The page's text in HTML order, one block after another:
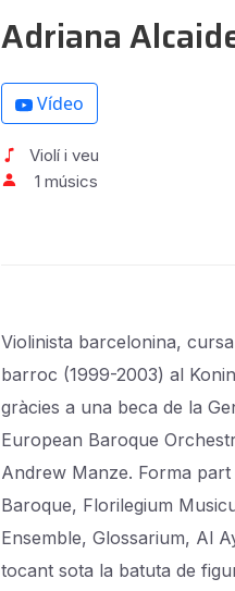
Adriana
Vídeo
Violí i veu
1 músics
Violinista barcelonina,
barroc (1999-2003) al
gràcies a una beca de la
European Baroque
Andrew Manze. Forma
Baroque, Florilegium
Ensemble, Glossarium, Al
tocant sota la batuta de